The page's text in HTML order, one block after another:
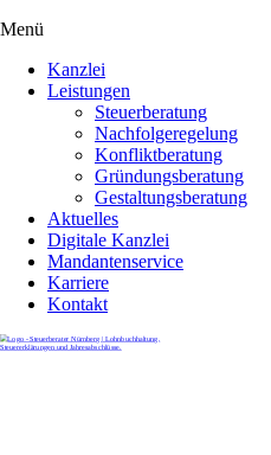
Menü
Kanzlei
Leistungen
Steuerberatung
Nachfolgeregelung
Konfliktberatung
Gründungsberatung
Gestaltungsberatung
Aktuelles
Digitale Kanzlei
Mandantenservice
Karriere
Kontakt